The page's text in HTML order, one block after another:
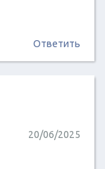
Ответить
20/06/2025